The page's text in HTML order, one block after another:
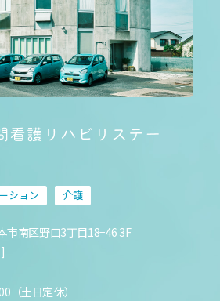
ション 介護
市南区野口3丁目18−46 3F
（土日定休）